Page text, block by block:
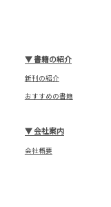
▼書籍の紹介
新刊の紹介
おすすめの書籍
▼会社案内
会社概要